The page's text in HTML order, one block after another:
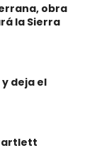
obra
la Sierra
deja el